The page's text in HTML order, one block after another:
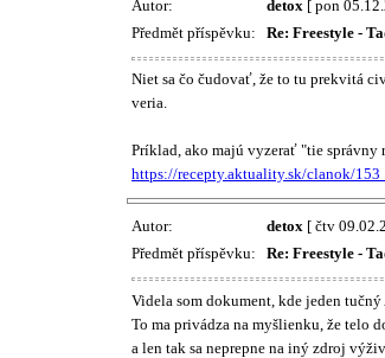
Autor: detox [ pon
Předmět příspěvku:
Re: Freestyle -
Niet sa čo čudovať, že to tu prekvitá
veria.
Príklad, ako majú vyzerať "tie správny
https://recepty.aktuality.sk/clanok/153
Autor: detox [ čtv
Předmět příspěvku:
Re: Freestyle -
Videla som dokument, kde jeden
To ma privádza na myšlienku, že telo
a len tak sa neprepne na iný zdroj